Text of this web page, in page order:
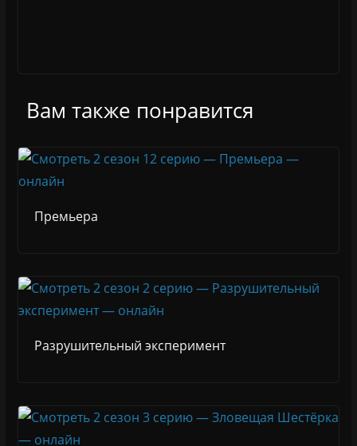
Вам также понравится
Премьера
Разрушительный эксперимент